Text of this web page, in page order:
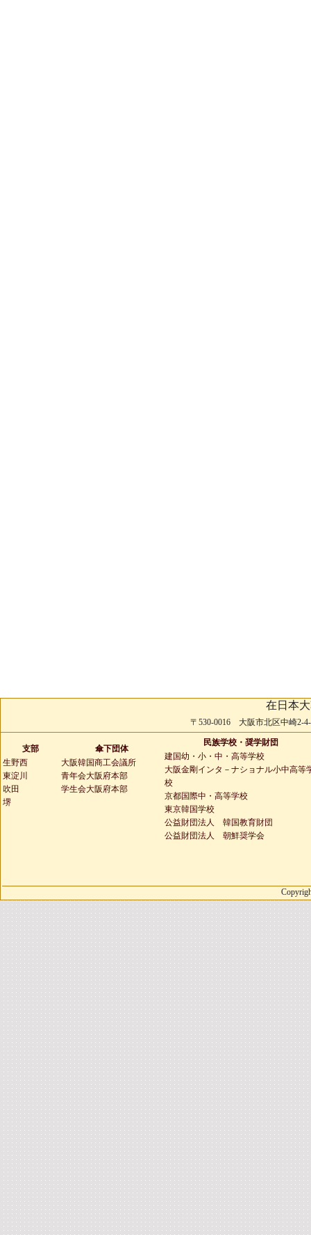
在日本
〒530-0016 大阪市北区中崎2-
支部
生野西
東淀川
吹田
堺
傘下団体
大阪韓国商工会議所
青年会大阪府本部
学生会大阪府本部
民族学校・奨学財団
建国幼・小・中・高等学校
大阪金剛インタ－ナショナル小中高等
校
京都国際中・高等学校
東京韓国学校
公益財団法人 韓国教育財団
公益財団法人 朝鮮奨学会